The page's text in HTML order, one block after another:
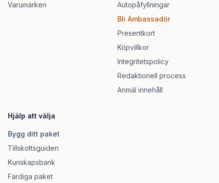
Varumärken
Autopåfyllningar
Bli Ambassadör
Presentkort
Köpvillkor
Integritetspolicy
Redaktionell process
Anmäl innehåll
Hjälp att välja
Bygg ditt paket
Tillskottsguiden
Kunskapsbank
Färdiga paket